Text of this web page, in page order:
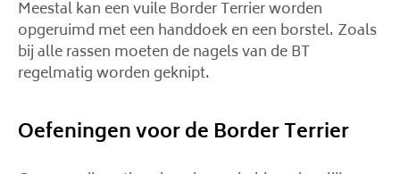
Meestal kan een vuile Border Terrier worden
opgeruimd met een handdoek en een borstel. Zoals
bij alle rassen moeten de nagels van de BT
regelmatig worden geknipt.
Oefeningen voor de Border Terrier